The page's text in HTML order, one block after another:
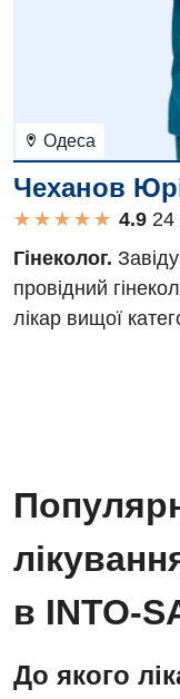
Одеса
Чеханов
★
★
★
★
★
★ ★ ★ ★ ★
24
Гінеколог.
провідний
лікар вищої
в INTO-
До якого